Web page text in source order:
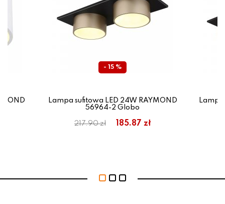
- 15 %
Lampa sufitowa LED 24W RAYMOND
56964-2 Globo
217.90 zł 185.87 zł
Lampa